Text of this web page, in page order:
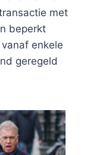
te
met
beperkt
enkele
geregeld